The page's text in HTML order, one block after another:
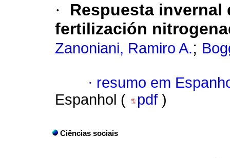
·
Respuesta invernal
fertilización
Zanoniani, Ramiro A.;
· resumo em
Espanhol (
pdf )
Ciências sociais